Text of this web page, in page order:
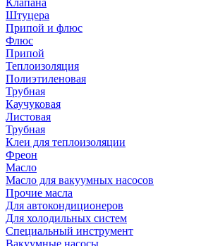
Клапана
Штуцера
Припой и флюс
Флюс
Припой
Теплоизоляция
Полиэтиленовая
Трубная
Каучуковая
Листовая
Трубная
Клеи для теплоизоляции
Фреон
Масло
Масло для вакуумных насосов
Прочие масла
Для автокондиционеров
Для холодильных систем
Специальный инструмент
Вакуумные насосы